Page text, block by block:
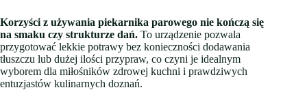
Korzyści z używania piekarnika parowego nie kończą się
na smaku czy strukturze dań. To urządzenie pozwala
przygotować lekkie potrawy bez konieczności dodawania
tłuszczu lub dużej ilości przypraw, co czyni je idealnym
wyborem dla miłośników zdrowej kuchni i prawdziwych
entuzjastów kulinarnych doznań.